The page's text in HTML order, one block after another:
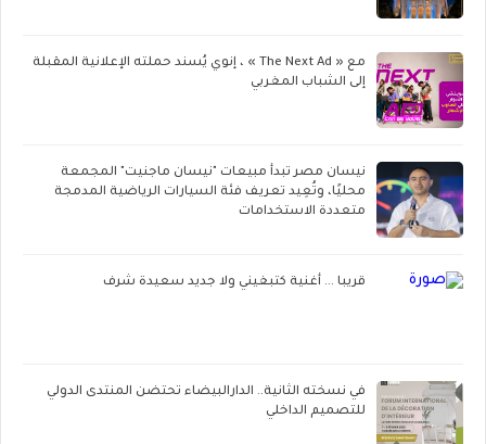
مع « The Next Ad » ، إنوي يُسند حملته الإعلانية المقبلة
إلى الشباب المغربي
نيسان مصر تبدأ مبيعات "نيسان ماجنيت" المجمعة
محليًا، وتُعِيد تعريف فئة السيارات الرياضية المدمجة
متعددة الاستخدامات
قريبا ... أغنية كتبغيني ولا جديد سعيدة شرف
في نسخته الثانية.. الدارالبيضاء تحتضن المنتدى الدولي
للتصميم الداخلي